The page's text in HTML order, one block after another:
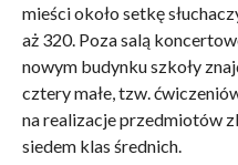
mieści około setkę
aż 320. Poza salą
nowym budynku szkoły
cztery małe, tzw.
na realizacje przedmiotów
siedem klas średnich.